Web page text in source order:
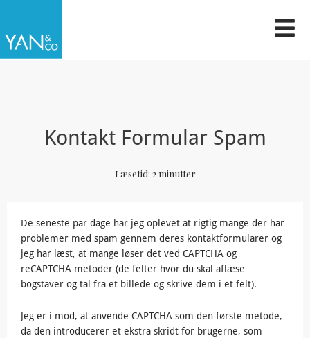
indholdet
Kontakt Formular Spam
Læsetid: 2minutter
De seneste par dage har jeg oplevet at rigtig mange der har
problemer med spam gennem deres kontaktformularer og
jeg har læst, at mange løser det ved CAPTCHA og
reCAPTCHA metoder (de felter hvor du skal aflæse
bogstaver og tal fra et billede og skrive dem i et felt).
Jeg er i mod, at anvende CAPTCHA som den første metode,
da den introducerer et ekstra skridt for brugerne, som